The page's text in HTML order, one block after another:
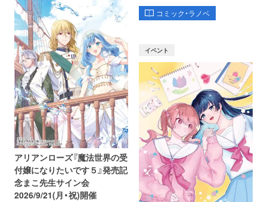
コミック・ラノベ
アリアンローズ『魔法世界の受
付嬢になりたいです５』発売記
念まこ先生サイン会
2026/9/21(月・祝)開催
イベント